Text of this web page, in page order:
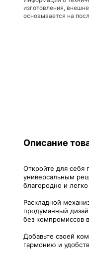
изготовления,
основывается на
Описание
Откройте для
универсальным
благородно и
Раскладной
продуманный
без компромиссов
Добавьте своей
гармонию и